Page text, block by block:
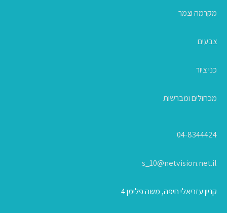
מקרמה וצמר
צבעים
כני ציור
מכחולים ומברשות
04-8344424
s_10@netvision.net.il
קניון עזריאלי חיפה, משה פלימן 4